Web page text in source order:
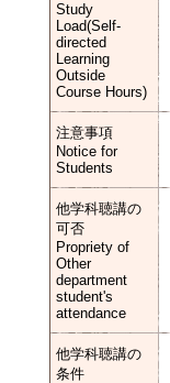
Study
Load(Self-
directed
Learning
Outside
Course Hours)
注意事項
Notice for
Students
他学科聴講の
可否
Propriety of
Other
department
student's
attendance
他学科聴講の
条件